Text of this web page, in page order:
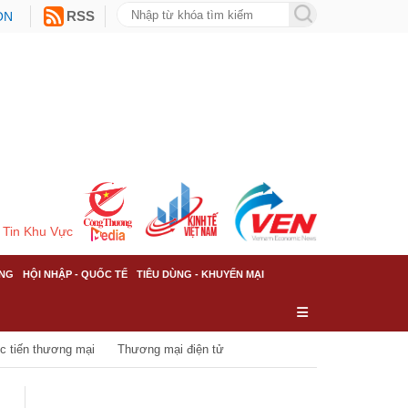
RSS
Tin Khu Vực
HỘI NHẬP - QUỐC TẾ TIÊU DÙNG - KHUYẾN MẠI
tiến thương mại Thương mại điện tử